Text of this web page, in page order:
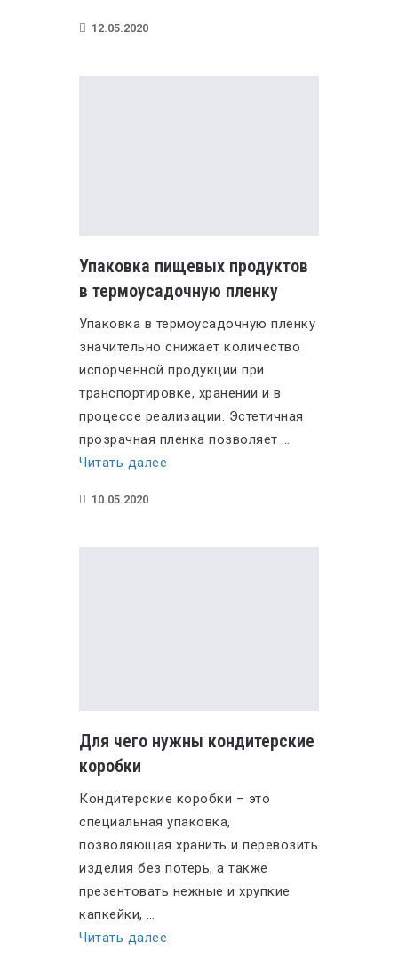
12.05.2020
Упаковка пищевых продуктов
в термоусадочную пленку
Упаковка в термоусадочную пленку
значительно снижает количество
испорченной продукции при
транспортировке, хранении и в
процессе реализации. Эстетичная
прозрачная пленка позволяет …
Читать далее
10.05.2020
Для чего нужны кондитерские
коробки
Кондитерские коробки – это
специальная упаковка,
позволяющая хранить и перевозить
изделия без потерь, а также
презентовать нежные и хрупкие
капкейки, …
Читать далее